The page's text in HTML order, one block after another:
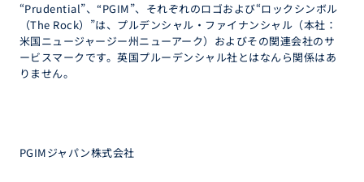
“Prudential”、“PGIM”、それぞれのロゴおよび“ロックシンボル
（The Rock）”は、プルデンシャル・ファイナンシャル（本社：
米国ニュージャージー州ニューアーク）およびその関連会社のサ
ービスマークです。英国プルーデンシャル社とはなんら関係はあ
りません。
PGIMジャパン株式会社